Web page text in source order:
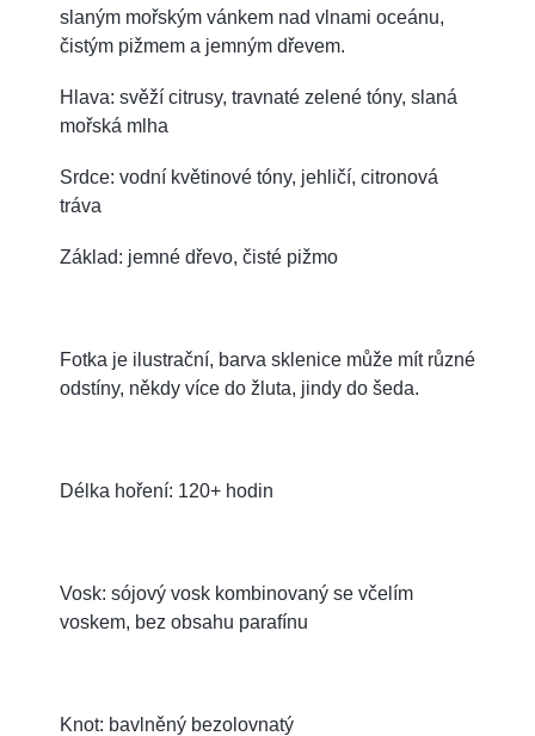
slaným mořským vánkem nad vlnami oceánu,
čistým pižmem a jemným dřevem.
Hlava: svěží citrusy, travnaté zelené tóny, slaná
mořská mlha
Srdce: vodní květinové tóny, jehličí, citronová
tráva
Základ: jemné dřevo, čisté pižmo
Fotka je ilustrační, barva sklenice může mít různé
odstíny, někdy více do žluta, jindy do šeda.
Délka hoření: 120+ hodin
Vosk: sójový vosk kombinovaný se včelím
voskem, bez obsahu parafínu
Knot: bavlněný bezolovnatý